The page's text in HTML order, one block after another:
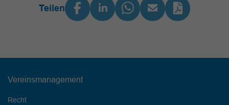
Teilen
Vereinsmanagement
Recht